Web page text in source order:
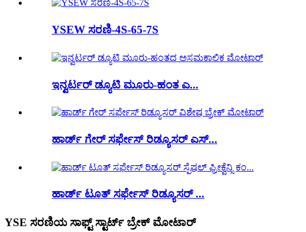
YSEW ಸರಣಿ-4S-65-7S
ಇನ್ವರ್ಟರ್ ಡ್ಯೂಟಿ ಮೂರು-ಹಂತ ಎ...
ಹಾರ್ಡ್ ಗೇರ್ ಸರ್ಫೇಸ್ ರಿಡ್ಯೂಸರ್ ಎಸ್...
ಹಾರ್ಡ್ ಟೂತ್ ಸರ್ಫೇಸ್ ರಿಡ್ಯೂಸರ್ ...
YSE ಸರಣಿಯ ಸಾಫ್ಟ್ ಸ್ಟಾರ್ಟ್ ಬ್ರೇಕ್ ಮೋಟಾರ್